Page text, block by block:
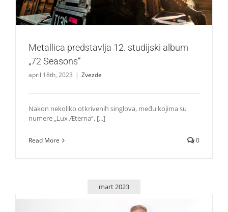
Metallica predstavlja 12. studijski album
„72 Seasons“
april 18th, 2023 | Zvezde
Nakon nekoliko otkrivenih singlova, među kojima su
numere „Lux Æterna“, [...]
Read More 0
mart 2023